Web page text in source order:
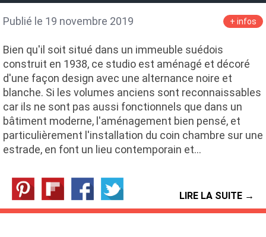
Publié le 19 novembre 2019 + infos
Bien qu'il soit situé dans un immeuble suédois
construit en 1938, ce studio est aménagé et décoré
d'une façon design avec une alternance noire et
blanche. Si les volumes anciens sont reconnaissables
car ils ne sont pas aussi fonctionnels que dans un
bâtiment moderne, l'aménagement bien pensé, et
particulièrement l'installation du coin chambre sur une
estrade, en font un lieu contemporain et…
LIRE LA SUITE →